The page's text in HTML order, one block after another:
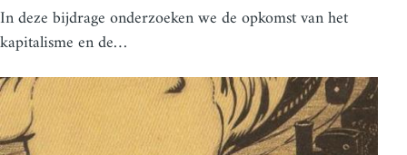
In deze bijdrage onderzoeken we de opkomst van het
kapitalisme en de…